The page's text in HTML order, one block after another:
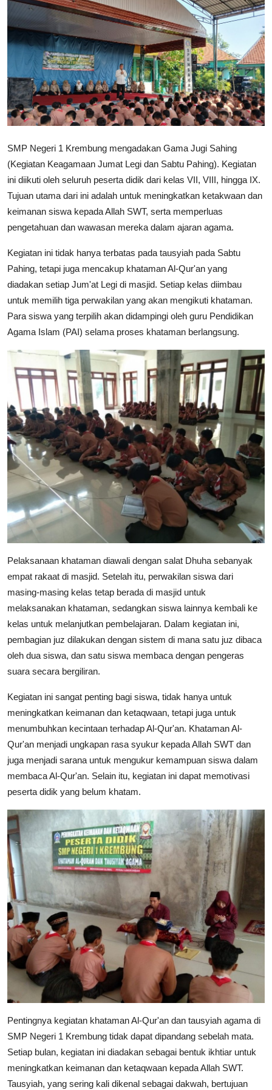
Lainnya
SMP Negeri 1 Krembung mengadakan Gama Jugi Sahing
(Kegiatan Keagamaan Jumat Legi dan Sabtu Pahing). Kegiatan
ini diikuti oleh seluruh peserta didik dari kelas VII, VIII, hingga IX.
Tujuan utama dari ini adalah untuk meningkatkan ketakwaan dan
keimanan siswa kepada Allah SWT, serta memperluas
pengetahuan dan wawasan mereka dalam ajaran agama.
Kegiatan ini tidak hanya terbatas pada tausyiah pada Sabtu
Pahing, tetapi juga mencakup khataman Al-Qur'an yang
diadakan setiap Jum'at Legi di masjid. Setiap kelas diimbau
untuk memilih tiga perwakilan yang akan mengikuti khataman.
Para siswa yang terpilih akan didampingi oleh guru Pendidikan
Agama Islam (PAI) selama proses khataman berlangsung.
Pelaksanaan khataman diawali dengan salat Dhuha sebanyak
empat rakaat di masjid. Setelah itu, perwakilan siswa dari
masing-masing kelas tetap berada di masjid untuk
melaksanakan khataman, sedangkan siswa lainnya kembali ke
kelas untuk melanjutkan pembelajaran. Dalam kegiatan ini,
pembagian juz dilakukan dengan sistem di mana satu juz dibaca
oleh dua siswa, dan satu siswa membaca dengan pengeras
suara secara bergiliran.
Kegiatan ini sangat penting bagi siswa, tidak hanya untuk
meningkatkan keimanan dan ketaqwaan, tetapi juga untuk
menumbuhkan kecintaan terhadap Al-Qur'an. Khataman Al-
Qur'an menjadi ungkapan rasa syukur kepada Allah SWT dan
juga menjadi sarana untuk mengukur kemampuan siswa dalam
membaca Al-Qur'an. Selain itu, kegiatan ini dapat memotivasi
peserta didik yang belum khatam.
Pentingnya kegiatan khataman Al-Qur'an dan tausyiah agama di
SMP Negeri 1 Krembung tidak dapat dipandang sebelah mata.
Setiap bulan, kegiatan ini diadakan sebagai bentuk ikhtiar untuk
meningkatkan keimanan dan ketaqwaan kepada Allah SWT.
Tausyiah, yang sering kali dikenal sebagai dakwah, bertujuan